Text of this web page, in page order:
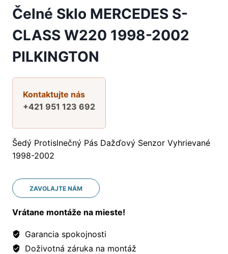
Čelné Sklo MERCEDES S-
CLASS W220 1998-2002
PILKINGTON
Kontaktujte nás
+421 951 123 692
Šedý Protislnečný Pás Dažďový Senzor Vyhrievané
1998-2002
ZAVOLAJTE NÁM
Vrátane montáže na mieste!
Garancia spokojnosti
Doživotná záruka na montáž